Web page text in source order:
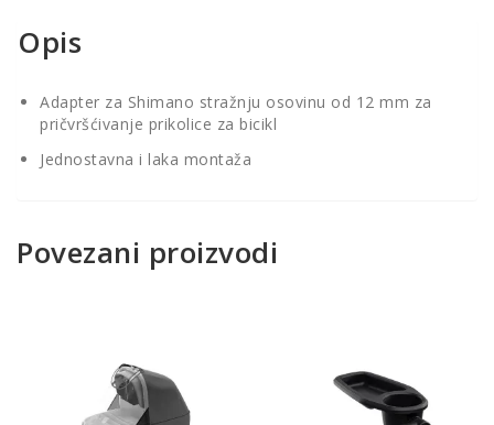
Opis
Adapter za Shimano stražnju osovinu od 12 mm za
pričvršćivanje prikolice za bicikl
Jednostavna i laka montaža
Povezani proizvodi